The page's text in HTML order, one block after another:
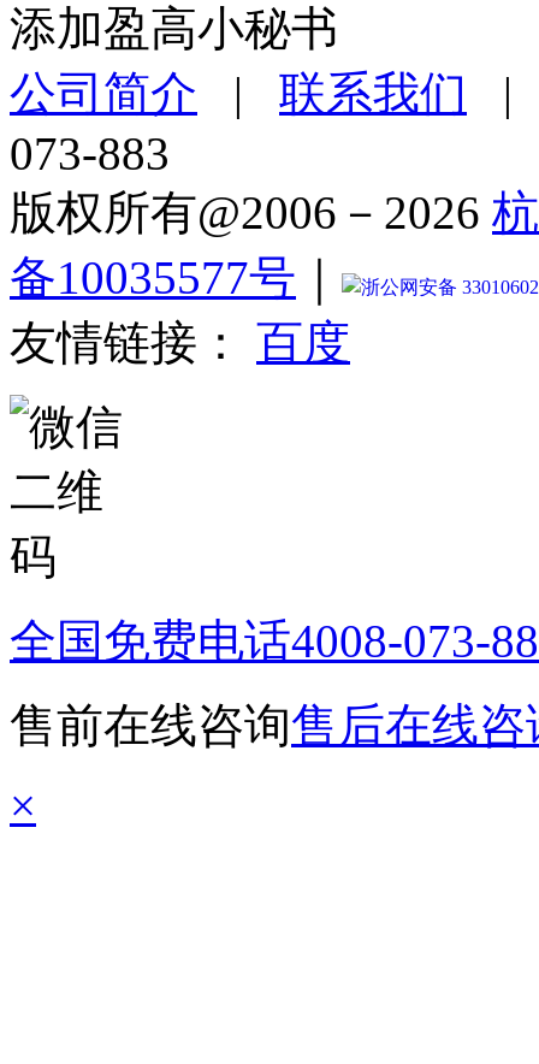
添加盈高小秘书
公司简介 | 联系我们
073-883
版权所有@2006－2026
备10035577号
浙公网安备
友情链接： 百度
全国免费电话4008-073-
售前在线咨询售后在线咨
×